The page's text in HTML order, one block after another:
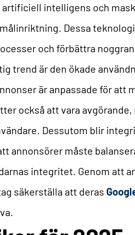
intelligens och
Dessa
och förbättra
trend är den ökade
är anpassade för att
också att vara avgörande,
Dessutom blir
annonsörer måste
integritet. Genom att
säkerställa att deras